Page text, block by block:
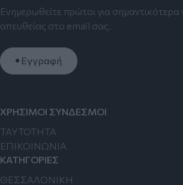
Ενημερωθείτε πρώτοι για σημαντικότερα
απευθείας στο email σας.
Εγγραφή
ΧΡΗΣΙΜΟΙ ΣΥΝΔΕΣΜΟΙ
TAYTOTHTA
ΕΠΙΚΟΙΝΩΝΙΑ
ΚΑΤΗΓΟΡΙΕΣ
ΘΕΣΣΑΛΟΝΙΚΗ